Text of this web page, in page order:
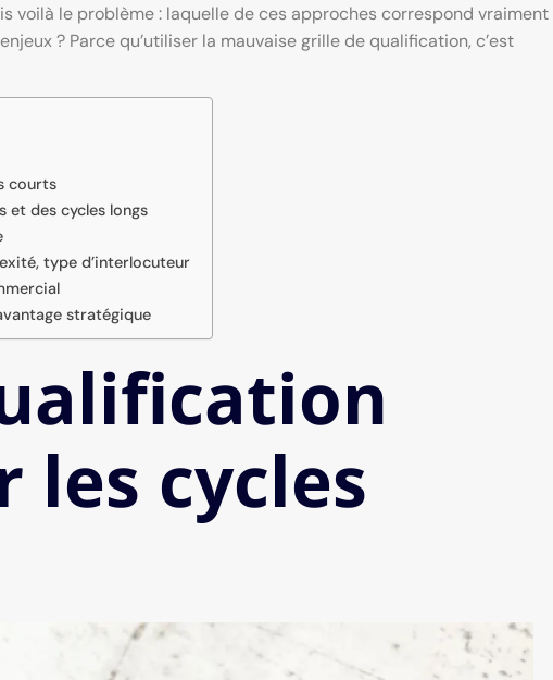
voilà le problème : laquelle de ces approches correspond vraiment
? Parce qu’utiliser la mauvaise grille de qualification, c’est
courts
et des cycles longs
type d’interlocuteur
stratégique
les cycles